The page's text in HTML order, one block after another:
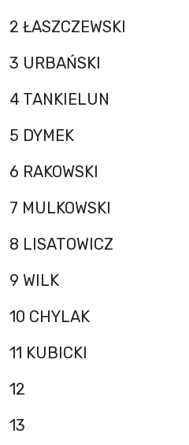
2 ŁASZCZEWSKI
3 URBAŃSKI
4 TANKIELUN
5 DYMEK
6 RAKOWSKI
7 MULKOWSKI
8 LISATOWICZ
9 WILK
10 CHYLAK
11 KUBICKI
12
13